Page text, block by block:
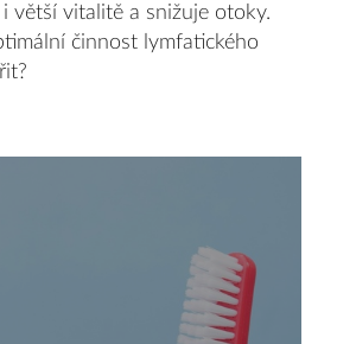
i větší vitalitě a snižuje otoky.
činnost lymfatického